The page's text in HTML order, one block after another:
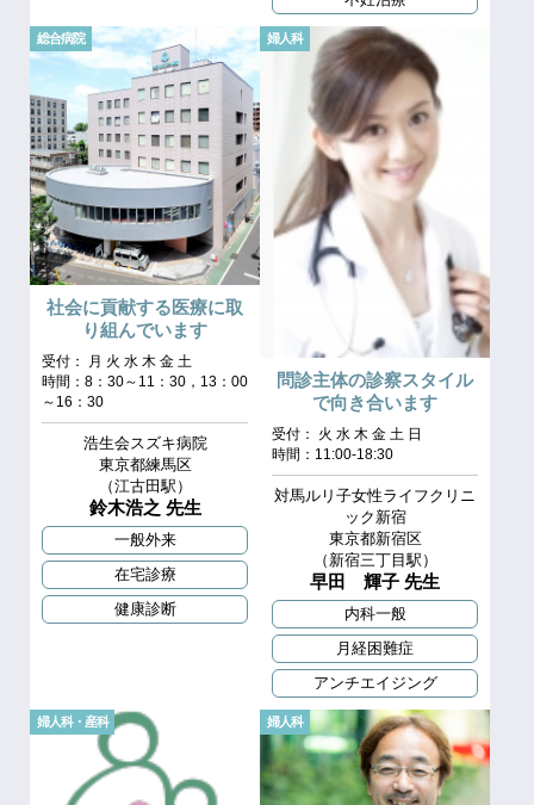
総合病院
社会に貢献する医療に取
り組んでいます
受付： 月 火 水 木 金 土
時間：8：30～11：30，13：00
～16：30
浩生会スズキ病院
東京都練馬区
（江古田駅）
鈴木浩之 先生
一般外来
在宅診療
健康診断
婦人科
問診主体の診察スタイル
で向き合います
受付： 火 水 木 金 土 日
時間：11:00-18:30
対馬ルリ子女性ライフクリニ
ック新宿
東京都新宿区
（新宿三丁目駅）
早田 輝子 先生
内科一般
月経困難症
アンチエイジング
婦人科・産科 婦人科